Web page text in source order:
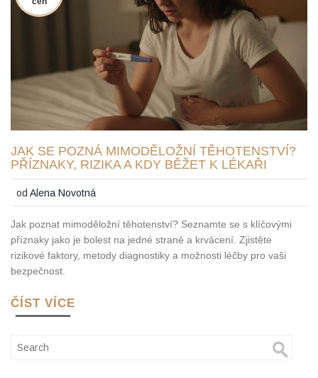
JAK SE POZNÁ MIMODĚLOŽNÍ TĚHOTENSTVÍ?
PŘÍZNAKY, RIZIKA A KDY BĚŽET K LÉKAŘI
odAlena Novotná
Jak poznat mimoděložní těhotenství? Seznamte se s klíčovými
příznaky jako je bolest na jedné straně a krvácení. Zjistěte
rizikové faktory, metody diagnostiky a možnosti léčby pro vaši
bezpečnost.
ČÍST VÍCE